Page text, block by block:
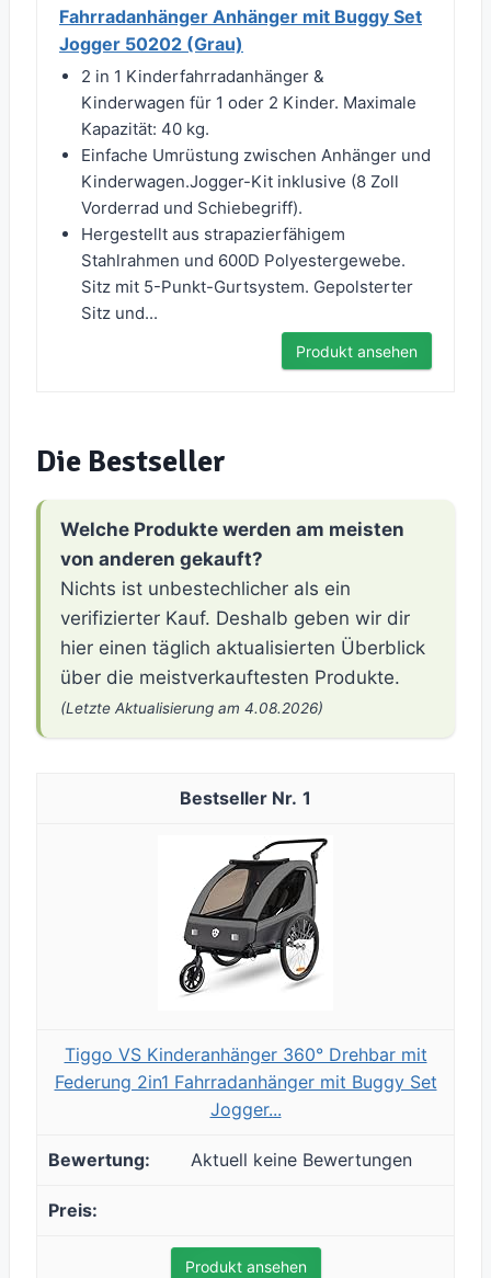
Fahrradanhänger Anhänger mit Buggy Set
Jogger 50202 (Grau)
2 in 1 Kinderfahrradanhänger &
Kinderwagen für 1 oder 2 Kinder. Maximale
Kapazität: 40 kg.
Einfache Umrüstung zwischen Anhänger und
Kinderwagen.Jogger-Kit inklusive (8 Zoll
Vorderrad und Schiebegriff).
Hergestellt aus strapazierfähigem
Stahlrahmen und 600D Polyestergewebe.
Sitz mit 5-Punkt-Gurtsystem. Gepolsterter
Sitz und...
Produkt ansehen
Die Bestseller
Welche Produkte werden am meisten
von anderen gekauft?
Nichts ist unbestechlicher als ein
verifizierter Kauf. Deshalb geben wir dir
hier einen täglich aktualisierten Überblick
über die meistverkauftesten Produkte.
(Letzte Aktualisierung am 4.08.2026)
1
Tiggo VS Kinderanhänger 360° Drehbar mit
Federung 2in1 Fahrradanhänger mit Buggy Set
Jogger...
Aktuell keine Bewertungen
Produkt ansehen